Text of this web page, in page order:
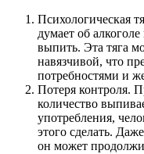
Психологическая
думает об
выпить. Эта тяга
навязчивой, что
потребностями и
Потеря контроля.
количество
употребления,
этого сделать.
он может